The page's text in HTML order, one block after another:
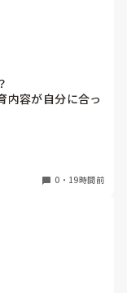
内容が自分に合っ
が、実際はどう
は勘案しますが
はどうか…という
すか？また、本
0 ・ 19時間前